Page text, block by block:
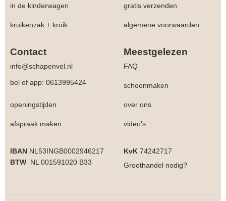
in de kinderwagen gratis verzenden
kruikenzak + kruik algemene voorwaarden
Contact Meestgelezen
info@schapenvel.nl
FAQ
bel of app: 0613995424
schoonmaken
openingstijden over ons
afspraak maken video's
IBAN NL53INGB0002946217 KvK 74242717
BTW NL 001591020 B33 Groothandel nodig?